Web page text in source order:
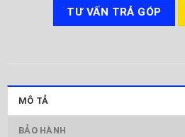
TƯ VẤN TRẢ GÓP
MÔ TẢ
BẢO HÀNH